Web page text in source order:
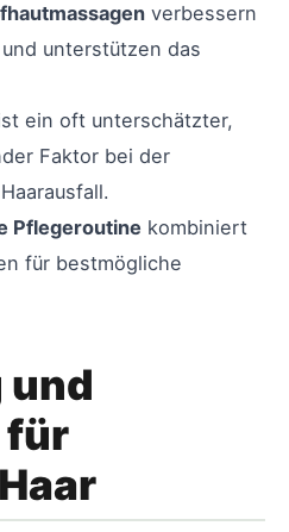
verbessern
unterstützen das
ein oft unterschätzter,
Faktor bei der
Pflegeroutine kombiniert
für bestmögliche
und
für